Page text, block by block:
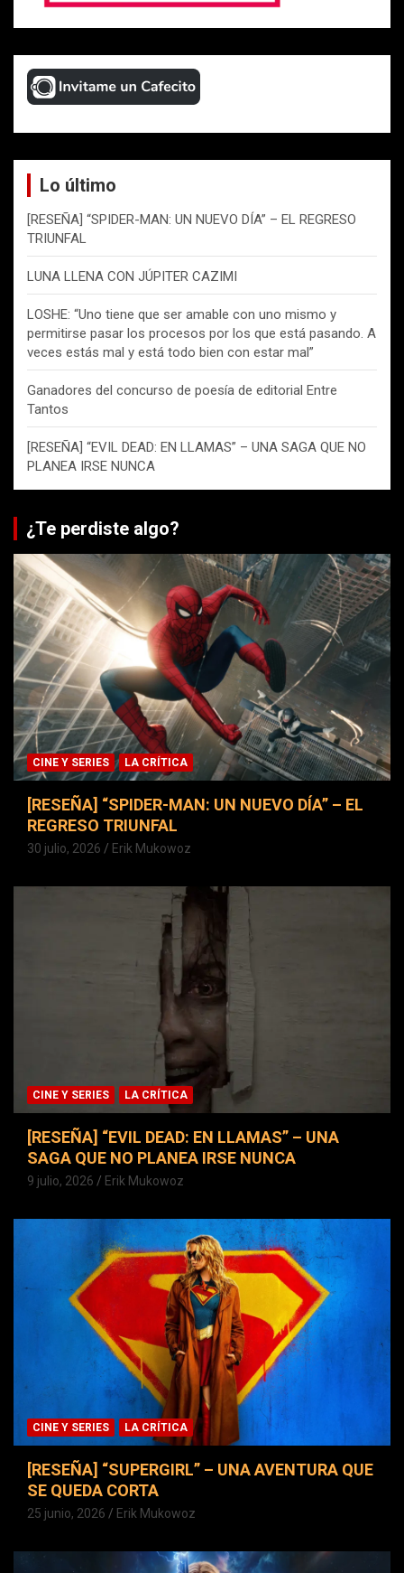
Lo último
[RESEÑA] “SPIDER-MAN: UN NUEVO DÍA” – EL REGRESO
TRIUNFAL
LUNA LLENA CON JÚPITER CAZIMI
LOSHE: “Uno tiene que ser amable con uno mismo y
permitirse pasar los procesos por los que está pasando. A
veces estás mal y está todo bien con estar mal”
Ganadores del concurso de poesía de editorial Entre
Tantos
[RESEÑA] “EVIL DEAD: EN LLAMAS” – UNA SAGA QUE NO
PLANEA IRSE NUNCA
¿Te perdiste algo?
CINE Y SERIES LA CRÍTICA
[RESEÑA] “SPIDER-MAN: UN NUEVO DÍA” – EL
REGRESO TRIUNFAL
30 julio, 2026 Erik Mukowoz
CINE Y SERIES LA CRÍTICA
[RESEÑA] “EVIL DEAD: EN LLAMAS” – UNA
SAGA QUE NO PLANEA IRSE NUNCA
9 julio, 2026 Erik Mukowoz
CINE Y SERIES LA CRÍTICA
[RESEÑA] “SUPERGIRL” – UNA AVENTURA QUE
SE QUEDA CORTA
25 junio, 2026 Erik Mukowoz